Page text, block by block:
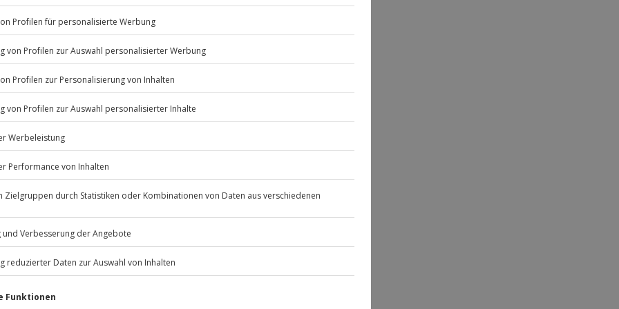
? Dann rein in die
in Bad Kreuznach beginnen!
© OpenStreetMaps
Jochen SchweizerGmbH
Mühldorfstraße 8
81671 München
außer an bundesweiten